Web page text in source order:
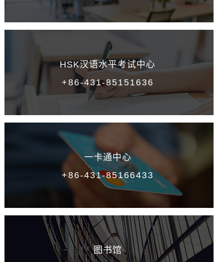
HSK汉语水平考试中心
+86-431-85151636
一卡通中心
+86-431-85166433
图书馆